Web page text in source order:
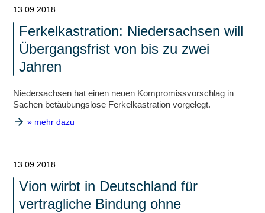
13.09.2018
Ferkelkastration: Niedersachsen will
Übergangsfrist von bis zu zwei
Jahren
Niedersachsen hat einen neuen Kompromissvorschlag in
Sachen betäubungslose Ferkelkastration vorgelegt.
» mehr dazu
13.09.2018
Vion wirbt in Deutschland für
vertragliche Bindung ohne